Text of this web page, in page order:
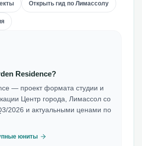
Открыть гид по Лимассолу
Residence?
— проект формата студии и
Центр города, Лимассол со
2026 и актуальными ценами по
юниты